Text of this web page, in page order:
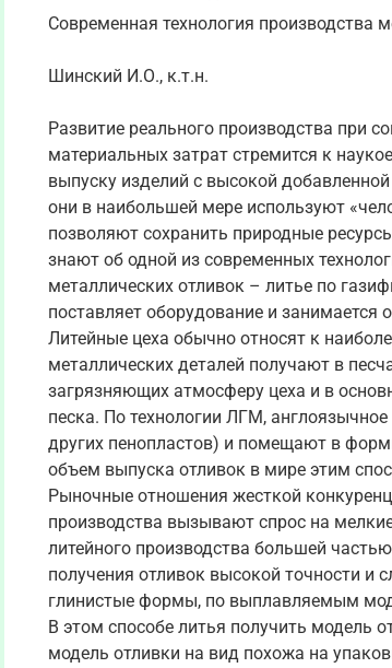
Cовременная технология производства
Шинский И.О., к.т.н.
Развитие реального производства при
материальных затрат стремится к
выпуску изделий с высокой
они в наибольшей мере используют
позволяют сохранить природные
знают об одной из современных
металлических отливок – литье по
поставляет оборудование и занимается
Литейные цеха обычно относят к
металлических деталей получают в
загрязняющих атмосферу цеха и в
песка. По технологии ЛГМ,
других пенопластов) и помещают в
объем выпуска отливок в мире этим
Рыночные отношения жесткой
производства вызывают спрос на
литейного производства большей
получения отливок высокой точности и
глинистые формы, по выплавляемым
В этом способе литья получить модель
модель отливки на вид похожа на